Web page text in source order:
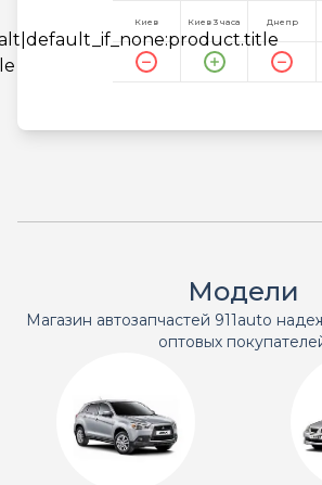
Киев Киев 3 часа Днепр
Модели
Магазин автозапчастей 911auto
оптовых